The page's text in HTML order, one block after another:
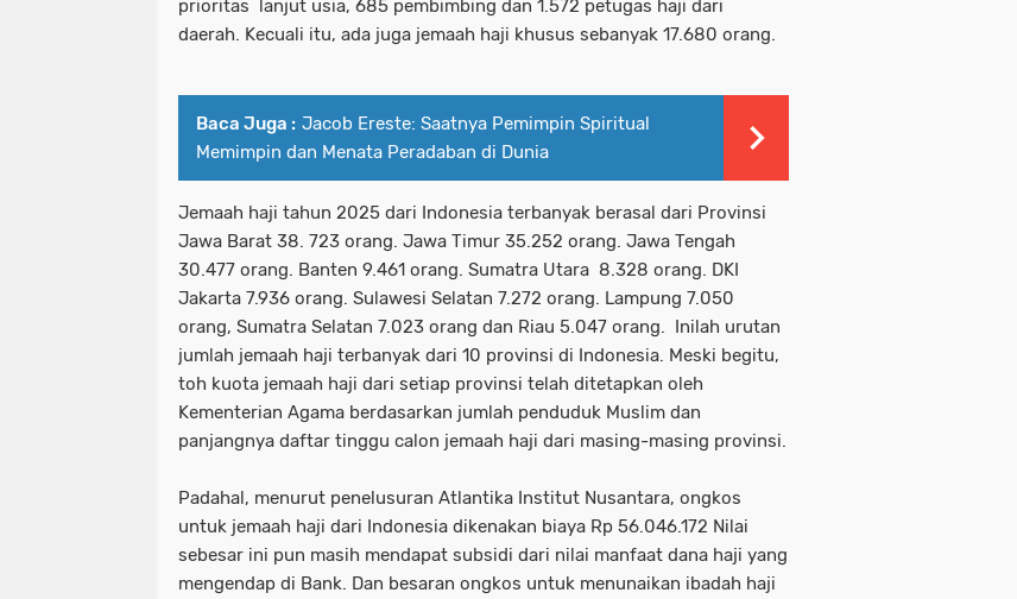
prioritas lanjut usia, 685 pembimbing dan 1.572 petugas haji dari
daerah. Kecuali itu, ada juga jemaah haji khusus sebanyak 17.680 orang.
Baca Juga : Jacob Ereste: Saatnya Pemimpin Spiritual
Memimpin dan Menata Peradaban di Dunia
Jemaah haji tahun 2025 dari Indonesia terbanyak berasal dari Provinsi
Jawa Barat 38. 723 orang. Jawa Timur 35.252 orang. Jawa Tengah
30.477 orang. Banten 9.461 orang. Sumatra Utara 8.328 orang. DKI
Jakarta 7.936 orang. Sulawesi Selatan 7.272 orang. Lampung 7.050
orang, Sumatra Selatan 7.023 orang dan Riau 5.047 orang. Inilah urutan
jumlah jemaah haji terbanyak dari 10 provinsi di Indonesia. Meski begitu,
toh kuota jemaah haji dari setiap provinsi telah ditetapkan oleh
Kementerian Agama berdasarkan jumlah penduduk Muslim dan
panjangnya daftar tinggu calon jemaah haji dari masing-masing provinsi.
Padahal, menurut penelusuran Atlantika Institut Nusantara, ongkos
untuk jemaah haji dari Indonesia dikenakan biaya Rp 56.046.172 Nilai
sebesar ini pun masih mendapat subsidi dari nilai manfaat dana haji yang
mengendap di Bank. Dan besaran ongkos untuk menunaikan ibadah haji